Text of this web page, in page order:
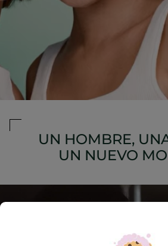
UN HOMBRE,
UN NUEVO